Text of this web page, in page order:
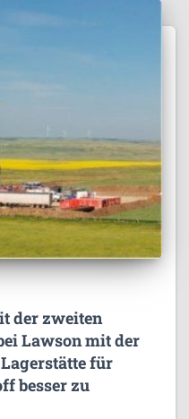
der zweiten
Lawson mit der
für
besser zu